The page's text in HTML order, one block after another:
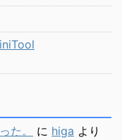
た。 に higa より